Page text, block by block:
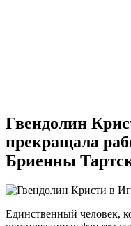
Гвендолин
прекращала
Бриенны
Единственный человек,